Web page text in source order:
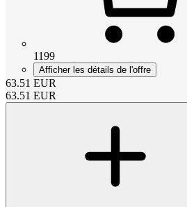
1199
Afficher les détails de l'offre
63.51 EUR
63.51 EUR